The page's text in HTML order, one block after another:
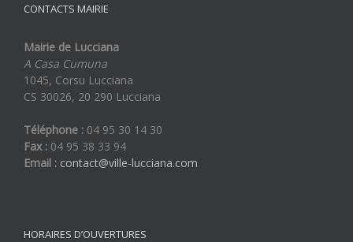
CONTACTS MAIRIE
Mairie de Lucciana
A Casa Cumuna
1045, Corsu Lucciana
CS 30026, 20 290 Lucciana
Téléphone : 04 95 30 14 30
Fax : 04 95 38 33 94
Email : contact@ville-lucciana.com
HORAIRES D’OUVERTURES